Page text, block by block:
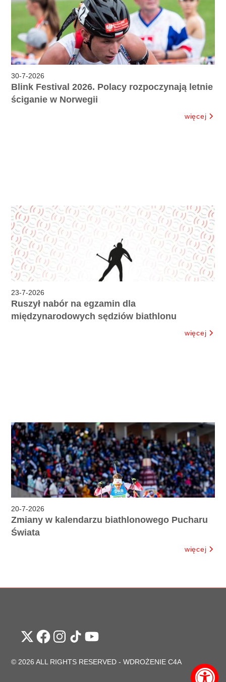
30-7-2026
Blink Festival 2026. Polacy rozpoczynają letnie
ściganie w Norwegii
więcej
23-7-2026
Ruszył nabór na egzamin dla
międzynarodowych sędziów biathlonu
więcej
20-7-2026
Zmiany w kalendarzu biathlonowego Pucharu
Świata
więcej
© 2026 ALL RIGHTS RESERVED -WDROŻENIE C4A